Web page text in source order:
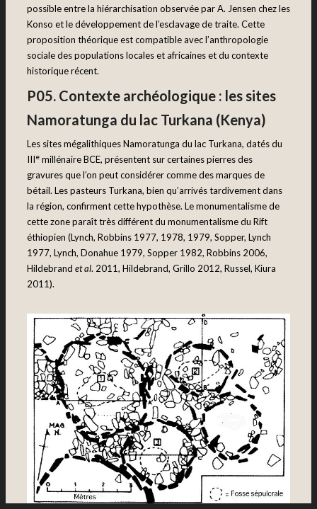
possible entre la hiérarchisation observée par A. Jensen chez les
Konso et le développement de l’esclavage de traite. Cette
proposition théorique est compatible avec l’anthropologie
sociale des populations locales et africaines et du contexte
historique récent.
P05. Contexte archéologique : les sites
Namoratunga du lac Turkana (Kenya)
Les sites mégalithiques Namoratunga du lac Turkana, datés du
IIIe millénaire BCE, présentent sur certaines pierres des
gravures que l’on peut considérer comme des marques de
bétail. Les pasteurs Turkana, bien qu’arrivés tardivement dans
la région, confirment cette hypothèse. Le monumentalisme de
cette zone paraît très différent du monumentalisme du Rift
éthiopien (Lynch, Robbins 1977, 1978, 1979, Sopper, Lynch
1977, Lynch, Donahue 1979, Sopper 1982, Robbins 2006,
Hildebrand et al. 2011, Hildebrand, Grillo 2012, Russel, Kiura
2011).